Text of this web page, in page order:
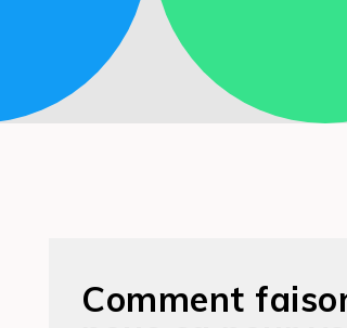
Comment